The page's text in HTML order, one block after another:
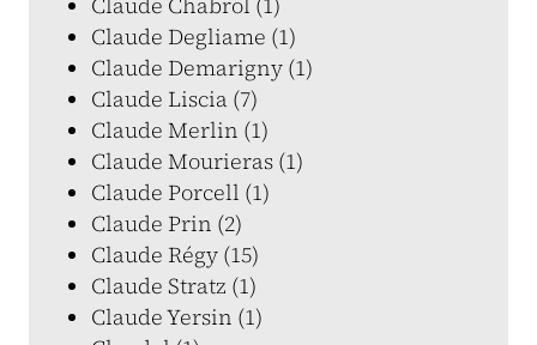
Claude Degliame (1)
Claude Demarigny (1)
Claude Liscia (7)
Claude Merlin (1)
Claude Mourieras (1)
Claude Porcell (1)
Claude Prin (2)
Claude Régy (15)
Claude Stratz (1)
Claude Yersin (1)